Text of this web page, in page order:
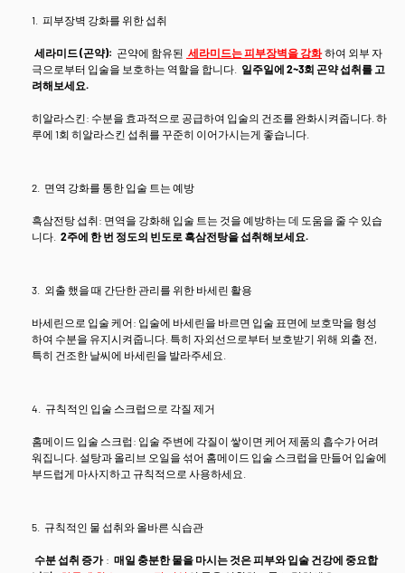
피부장벽 강화를 위한 섭취
세라미드 (곤약): 곤약에 함유된 세라미드는 피부장벽을 강화 하여 외부 자
극으로부터 입술을 보호하는 역할을 합니다.
일주일에 2~3회 곤약 섭취를 고
려해보세요.
히알라스킨: 수분을 효과적으로 공급하여 입술의 건조를 완화시켜줍니다. 하
루에 1회 히알라스킨 섭취를 꾸준히 이어가시는게 좋습니다.
면역 강화를 통한 입술 트는 예방
흑삼전탕 섭취: 면역을 강화해 입술 트는 것을 예방하는 데 도움을 줄 수 있습
니다. 2주에 한 번 정도의 빈도로 흑삼전탕을 섭취해보세요.
외출 했을 때 간단한 관리를 위한 바세린 활용
바세린으로 입술 케어: 입술에 바세린을 바르면 입술 표면에 보호막을 형성
하여 수분을 유지시켜줍니다. 특히 자외선으로부터 보호받기 위해 외출 전,
특히 건조한 날씨에 바세린을 발라주세요.
규칙적인 입술 스크럽으로 각질 제거
홈메이드 입술 스크럽: 입술 주변에 각질이 쌓이면 케어 제품의 흡수가 어려
워집니다. 설탕과 올리브 오일을 섞어 홈메이드 입술 스크럽을 만들어 입술에
부드럽게 마사지하고 규칙적으로 사용하세요.
규칙적인 물 섭취와 올바른 식습관
수분 섭취 증가 : 매일 충분한 물을 마시는 것은 피부와 입술 건강에 중요합